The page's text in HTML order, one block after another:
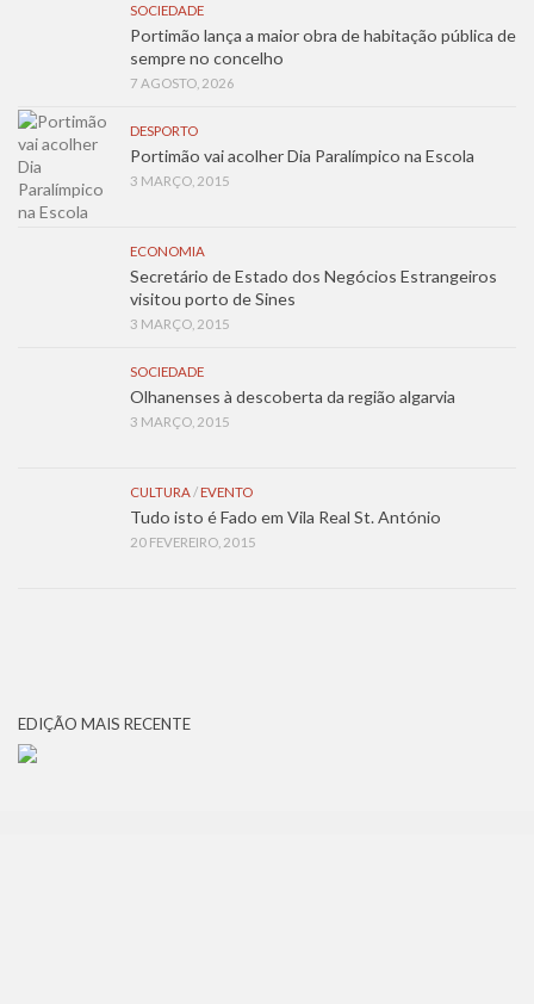
SOCIEDADE
Portimão lança a maior obra de habitação pública de
sempre no concelho
7 AGOSTO, 2026
DESPORTO
Portimão vai acolher Dia Paralímpico na Escola
3 MARÇO, 2015
ECONOMIA
Secretário de Estado dos Negócios Estrangeiros
visitou porto de Sines
3 MARÇO, 2015
SOCIEDADE
Olhanenses à descoberta da região algarvia
3 MARÇO, 2015
CULTURA/ EVENTO
Tudo isto é Fado em Vila Real St. António
20 FEVEREIRO, 2015
EDIÇÃO MAIS RECENTE